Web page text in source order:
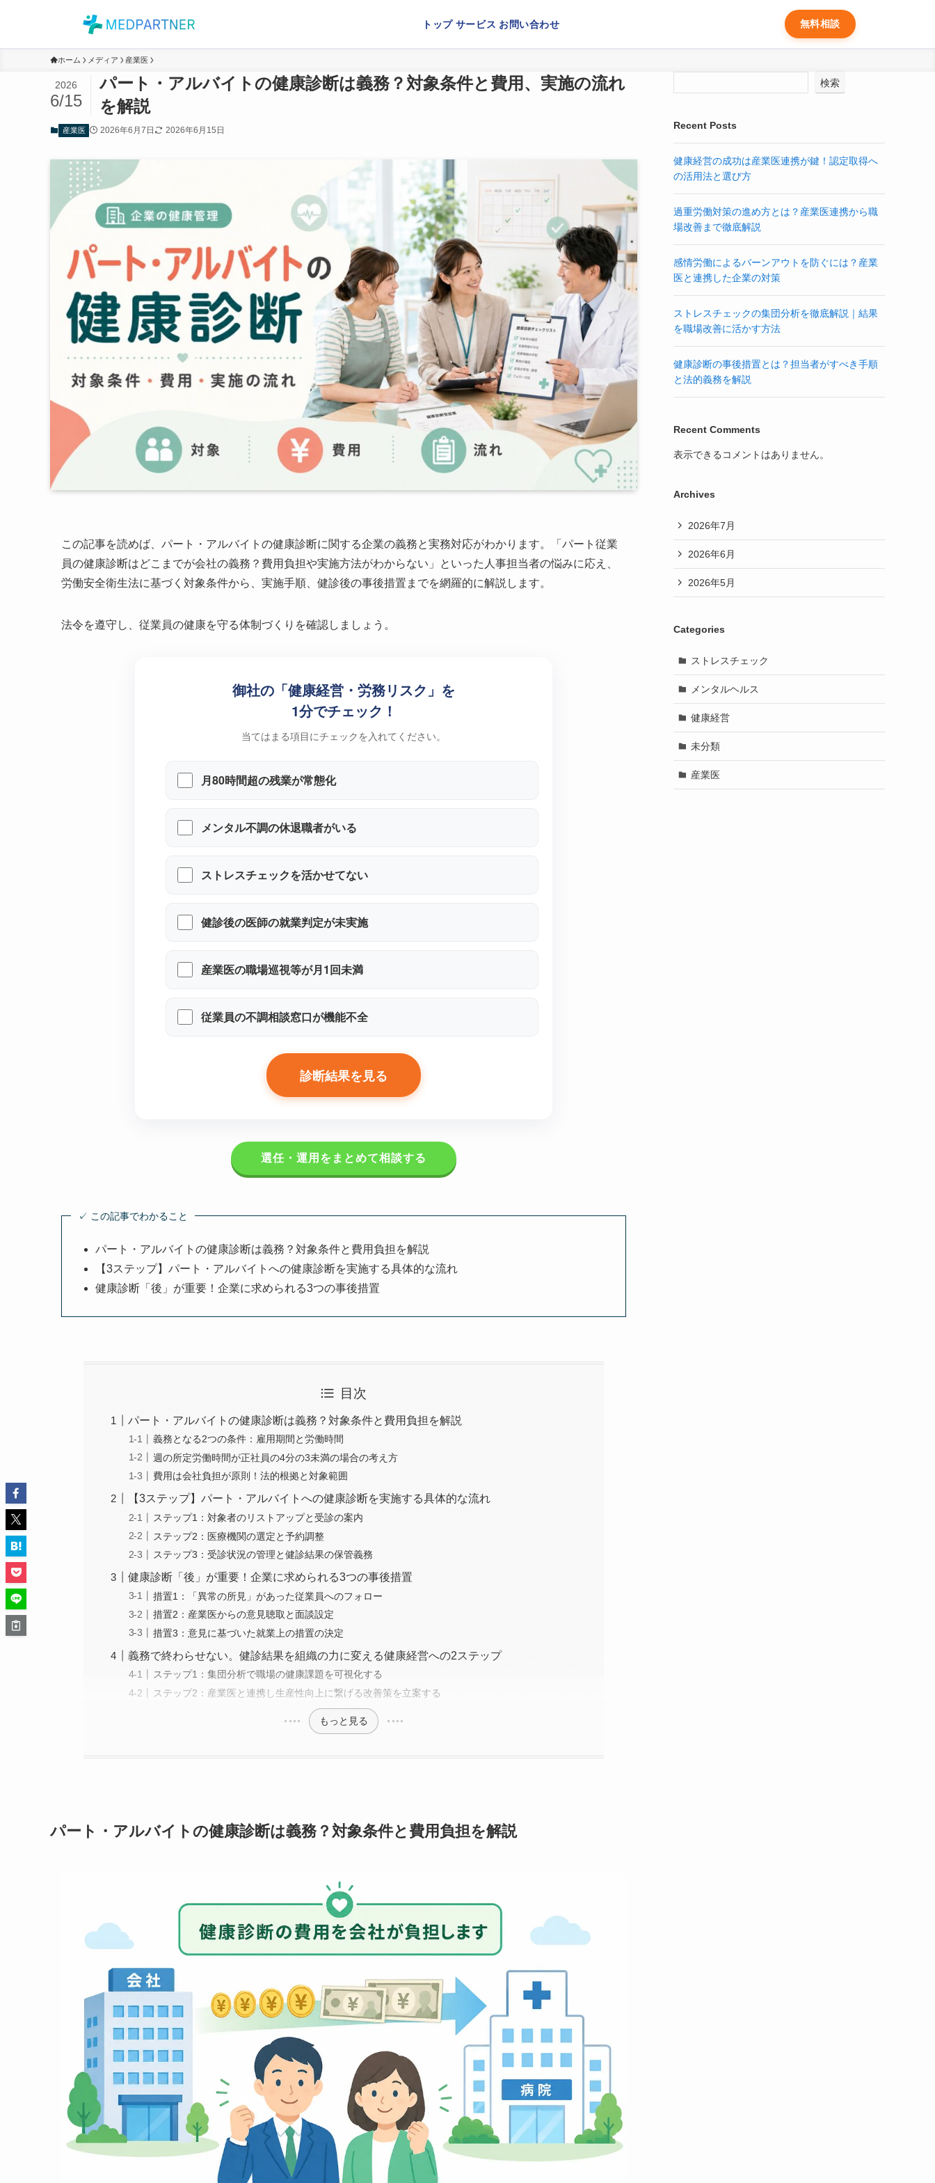
トップ サービス お問い合わせ 無料相談
ホーム メディア 産業医
パート・アルバイトの健康診断は義務？対象条件と費用、実施の流れ
を解説
2026
6/15
産業医 2026年6月7日 2026年6月15日
この記事を読めば、パート・アルバイトの健康診断に関する企業の義務と実務対応がわかります。「パート従業
員の健康診断はどこまでが会社の義務？費用負担や実施方法がわからない」といった人事担当者の悩みに応え、
労働安全衛生法に基づく対象条件から、実施手順、健診後の事後措置までを網羅的に解説します。
法令を遵守し、従業員の健康を守る体制づくりを確認しましょう。
御社の「健康経営・労務リスク」を
1分でチェック！
当てはまる項目にチェックを入れてください。
月80時間超の残業が常態化
メンタル不調の休退職者がいる
ストレスチェックを活かせてない
健診後の医師の就業判定が未実施
産業医の職場巡視等が月1回未満
従業員の不調相談窓口が機能不全
診断結果を見る
選任・運用をまとめて相談する
✓ この記事でわかること
パート・アルバイトの健康診断は義務？対象条件と費用負担を解説
【3ステップ】パート・アルバイトへの健康診断を実施する具体的な流れ
健康診断「後」が重要！企業に求められる3つの事後措置
目次
パート・アルバイトの健康診断は義務？対象条件と費用負担を解説
義務となる2つの条件：雇用期間と労働時間
週の所定労働時間が正社員の4分の3未満の場合の考え方
費用は会社負担が原則！法的根拠と対象範囲
【3ステップ】パート・アルバイトへの健康診断を実施する具体的な流れ
ステップ1：対象者のリストアップと受診の案内
ステップ2：医療機関の選定と予約調整
ステップ3：受診状況の管理と健診結果の保管義務
健康診断「後」が重要！企業に求められる3つの事後措置
措置1：「異常の所見」があった従業員へのフォロー
措置2：産業医からの意見聴取と面談設定
措置3：意見に基づいた就業上の措置の決定
義務で終わらせない。健診結果を組織の力に変える健康経営への2ステップ
ステップ1：集団分析で職場の健康課題を可視化する
ステップ2：産業医と連携し生産性向上に繋げる改善策を立案する
もっと見る
パート・アルバイトの健康診断は義務？対象条件と費用負担を解説
検索
Recent Posts
健康経営の成功は産業医連携が鍵！認定取得へ
の活用法と選び方
過重労働対策の進め方とは？産業医連携から職
場改善まで徹底解説
感情労働によるバーンアウトを防ぐには？産業
医と連携した企業の対策
ストレスチェックの集団分析を徹底解説｜結果
を職場改善に活かす方法
健康診断の事後措置とは？担当者がすべき手順
と法的義務を解説
Recent Comments
表示できるコメントはありません。
Archives
2026年7月
2026年6月
2026年5月
Categories
ストレスチェック
メンタルヘルス
健康経営
未分類
産業医